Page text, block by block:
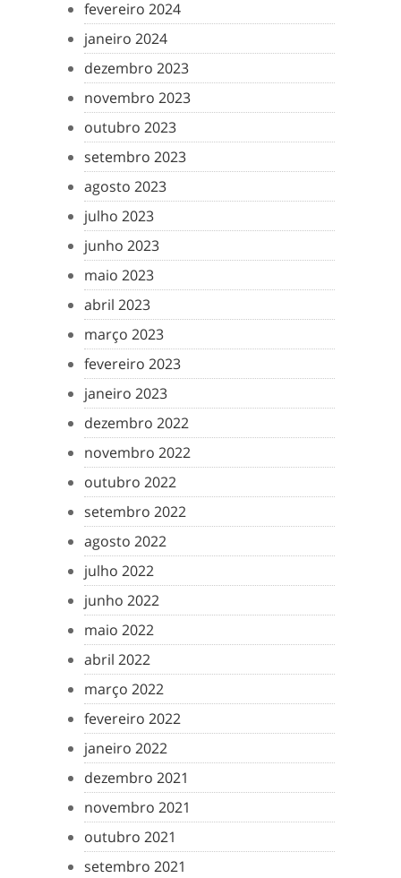
fevereiro 2024
janeiro 2024
dezembro 2023
novembro 2023
outubro 2023
setembro 2023
agosto 2023
julho 2023
junho 2023
maio 2023
abril 2023
março 2023
fevereiro 2023
janeiro 2023
dezembro 2022
novembro 2022
outubro 2022
setembro 2022
agosto 2022
julho 2022
junho 2022
maio 2022
abril 2022
março 2022
fevereiro 2022
janeiro 2022
dezembro 2021
novembro 2021
outubro 2021
setembro 2021